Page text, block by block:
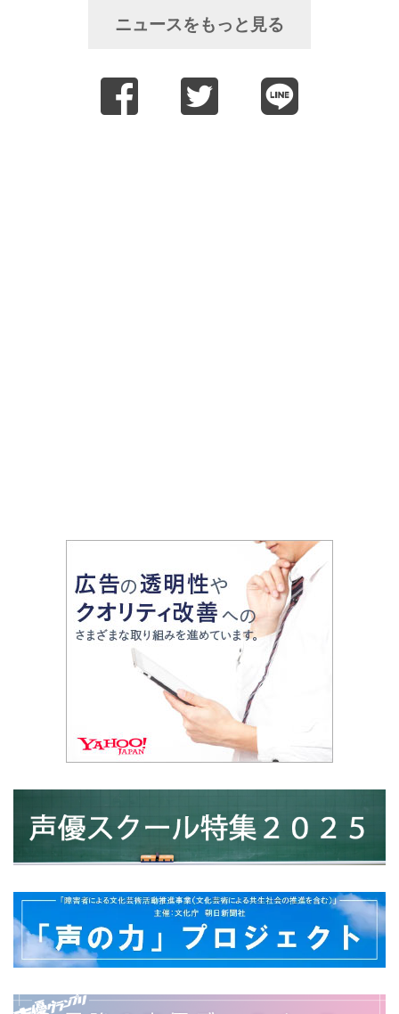
ニュースをもっと見る